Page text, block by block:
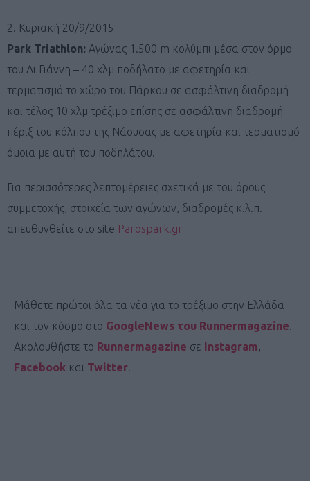
2. Κυριακή 20/9/2015
Park Triathlon: Αγώνας 1.500 m κολύμπι μέσα στον όρμο
του Αι Γιάννη – 40 χλμ ποδήλατο με αφετηρία και
τερματισμό το χώρο του Πάρκου σε ασφάλτινη διαδρομή
και τέλος 10 χλμ τρέξιμο επίσης σε ασφάλτινη διαδρομή
πέριξ του κόλπου της Νάουσας με αφετηρία και τερματισμό
όμοια με αυτή του ποδηλάτου.
Για περισσότερες λεπτομέρειες σχετικά με του όρους
συμμετοχής, στοιχεία των αγώνων, διαδρομές κ.λ.π.
απευθυνθείτε στο site Parospark.gr
Μάθετε πρώτοι όλα τα νέα για το τρέξιμο στην Ελλάδα
και τον κόσμο στο GoogleNews του Runnermagazine.
Ακολουθήστε το Runnermagazine σε Instagram,
Facebook και Twitter.